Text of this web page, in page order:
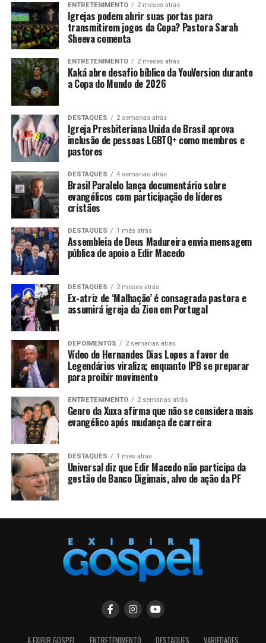
ENTRETENIMENTO 2 meses atrás
Igrejas podem abrir suas portas para
transmitirem jogos da Copa? Pastora Sarah
Sheeva comenta
ENTRETENIMENTO 2 meses atrás
Kaká abre desafio bíblico da YouVersion durante
a Copa do Mundo de 2026
DESTAQUES 2 semanas atrás
Igreja Presbiteriana Unida do Brasil aprova
inclusão de pessoas LGBTQ+ como membros e
pastores
DESTAQUES 4 semanas atrás
Brasil Paralelo lança documentário sobre
evangélicos com participação de líderes
cristãos
DESTAQUES 1 mês atrás
Assembleia de Deus Madureira envia mensagem
pública de apoio a Edir Macedo
DESTAQUES 2 meses atrás
Ex-atriz de ‘Malhação’ é consagrada pastora e
assumirá igreja da Zion em Portugal
DEPOIMENTOS 2 semanas atrás
Vídeo de Hernandes Dias Lopes a favor de
Legendários viraliza; enquanto IPB se preparar
para proibir movimento
ENTRETENIMENTO 2 semanas atrás
Genro da Xuxa afirma que não se considera mais
evangélico após mudança de carreira
DESTAQUES 1 mês atrás
Universal diz que Edir Macedo não participa da
gestão do Banco Digimais, alvo de ação da PF
A EXIBIR GOSPEL ENTRETENIMENTO DESTAQUES VARIEDADES